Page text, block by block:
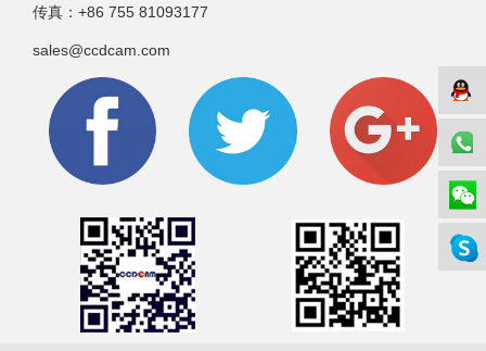
传真： +86 755 81093177
sales@ccdcam.com